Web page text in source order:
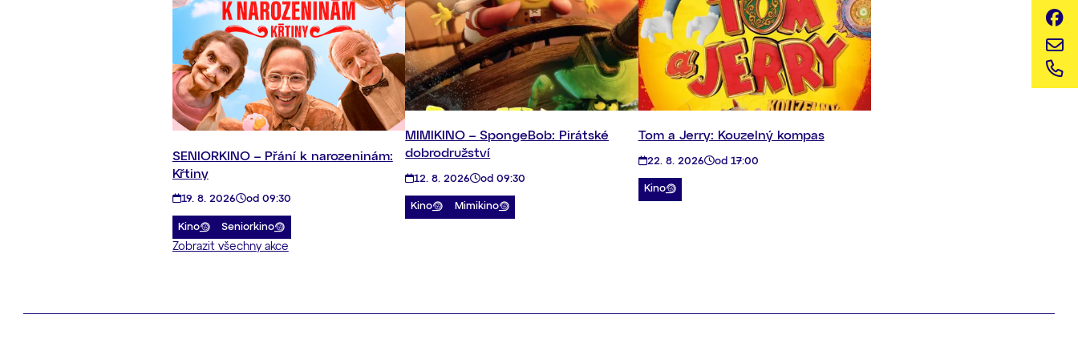
SENIORKINO – Přání k narozeninám:
Křtiny
19. 8. 2026 od 09:30
Kino Seniorkino
MIMIKINO – SpongeBob: Pirátské
dobrodružství
12. 8. 2026 od 09:30
Kino Mimikino
Tom a Jerry: Kouzelný kompas
22. 8. 2026 od 17:00
Kino
Zobrazit všechny akce